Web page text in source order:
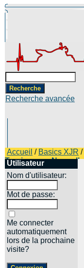
Recherche avancée
Accueil / Basics XJR /
Top images
Utilisateur
Nom d'utilisateur:
Mot de passe:
Me connecter
automatiquement
lors de la prochaine
visite?